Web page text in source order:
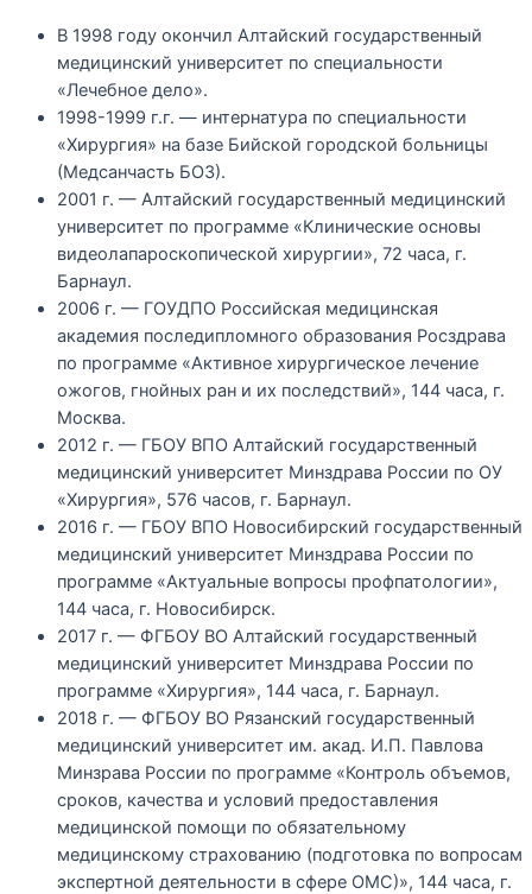
В 1998 году окончил Алтайский государственный
медицинский университет по специальности
«Лечебное дело».
1998-1999 г.г. — интернатура по специальности
«Хирургия» на базе Бийской городской больницы
(Медсанчасть БОЗ).
2001 г. — Алтайский государственный медицинский
университет по программе «Клинические основы
видеолапароскопической хирургии», 72 часа, г.
Барнаул.
2006 г. — ГОУДПО Российская медицинская
академия последипломного образования Росздрава
по программе «Активное хирургическое лечение
ожогов, гнойных ран и их последствий», 144 часа, г.
Москва.
2012 г. — ГБОУ ВПО Алтайский государственный
медицинский университет Минздрава России по ОУ
«Хирургия», 576 часов, г. Барнаул.
2016 г. — ГБОУ ВПО Новосибирский государственный
медицинский университет Минздрава России по
программе «Актуальные вопросы профпатологии»,
144 часа, г. Новосибирск.
2017 г. — ФГБОУ ВО Алтайский государственный
медицинский университет Минздрава России по
программе «Хирургия», 144 часа, г. Барнаул.
2018 г. — ФГБОУ ВО Рязанский государственный
медицинский университет им. акад. И.П. Павлова
Минзрава России по программе «Контроль объемов,
сроков, качества и условий предоставления
медицинской помощи по обязательному
медицинскому страхованию (подготовка по вопросам
экспертной деятельности в сфере ОМС)», 144 часа, г.